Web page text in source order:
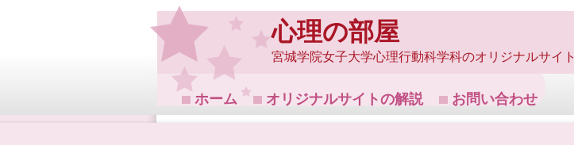
心理の部屋
宮城学院女子大学心理行動科学科のオリジナルサイト
ホーム オリジナルサイトの解説 お問い合わせ